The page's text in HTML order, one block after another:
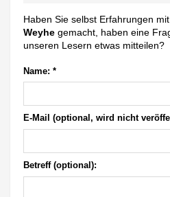
Haben Sie selbst Erfahrungen
Weyhe gemacht, haben eine
unseren Lesern etwas mitteilen?
Name: *
E-Mail (optional, wird nicht
Betreff (optional):